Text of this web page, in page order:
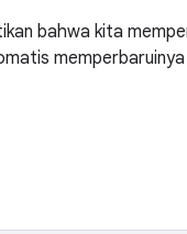
bahwa kita
memperbaruinya